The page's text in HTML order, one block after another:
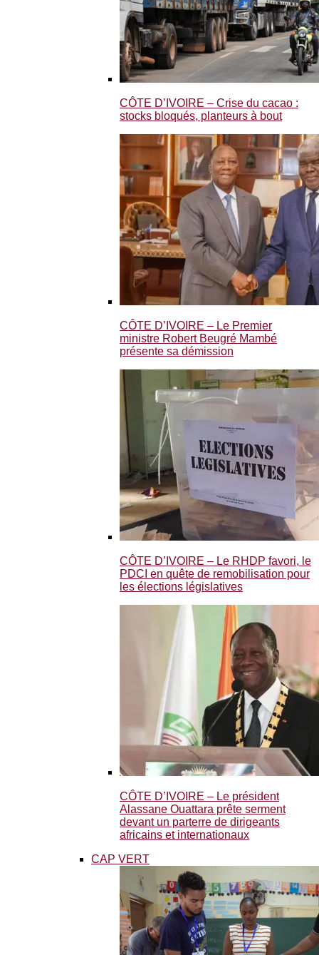
CÔTE D’IVOIRE – Crise du cacao :
stocks bloqués, planteurs à bout
CÔTE D’IVOIRE – Le Premier
ministre Robert Beugré Mambé
présente sa démission
CÔTE D’IVOIRE – Le RHDP favori, le
PDCI en quête de remobilisation pour
les élections législatives
CÔTE D’IVOIRE – Le président
Alassane Ouattara prête serment
devant un parterre de dirigeants
africains et internationaux
CAP VERT